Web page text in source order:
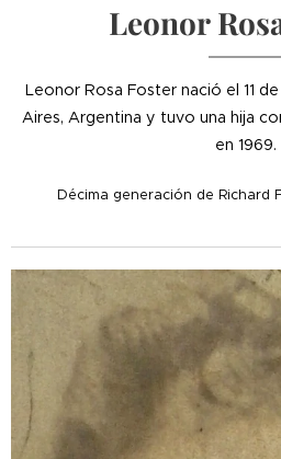
Leonor
Leonor Rosa Foster nació el 11
Aires, Argentina y tuvo una hija
en 1969.
Décima generación de Richard